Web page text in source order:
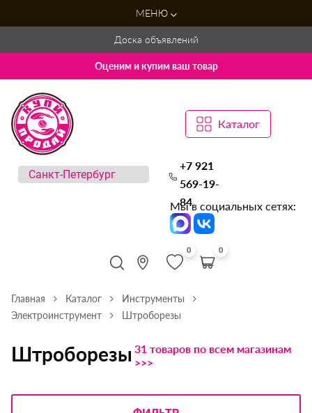
МЕНЮ
Доска объявлений
Оценим и купим ваш товар
Каталог
+7 921
569-19-
84
Мы в социальных сетях:
0 0
Главная Каталог
Инструменты
Электроинструмент
Штроборезы
Штроборезы 31 товаров по всем магазинам
>>>